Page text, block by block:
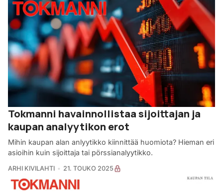
Tokmanni havainnollistaa sijoittajan ja
kaupan analyytikon erot
Mihin kaupan alan anlyytikko kiinnittää huomiota? Hieman eri
asioihin kuin sijoittaja tai pörssianalyytikko.
ARHI KIVILAHTI 21. TOUKO 2025